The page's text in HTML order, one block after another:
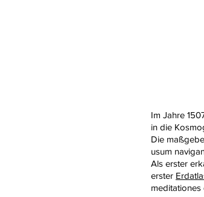
Im Jahre
in die
Die
usum
Als erster
erster